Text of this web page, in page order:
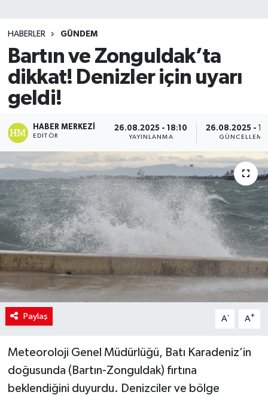
HABERLER GÜNDEM
Bartın ve Zonguldak’ta
dikkat! Denizler için uyarı
geldi!
HABER MERKEZI
EDITÖR
26.08.2025 - 18:10
YAYINLANMA
26.08.2025 -
GÜNCELLEME
Paylaş A- A+
Meteoroloji Genel Müdürlüğü, Batı Karadeniz’in
doğusunda (Bartın-Zonguldak) fırtına
beklendiğini duyurdu. Denizciler ve bölge
Teknoloji
TRABZON